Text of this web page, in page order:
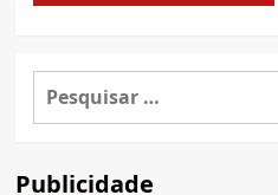
Pesquisar
Publicidade